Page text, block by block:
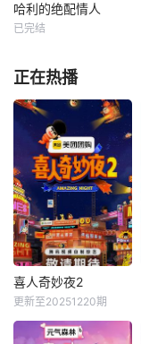
哈利的绝配情人
已完结
正在热播
喜人奇妙夜2
更新至20251220期